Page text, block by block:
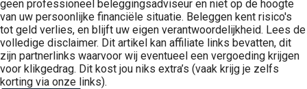
geen professioneel beleggingsadviseur en niet op de hoogte
van uw persoonlijke financiële situatie. Beleggen kent risico's
tot geld verlies, en blijft uw eigen verantwoordelijkheid. Lees de
volledige disclaimer. Dit artikel kan affiliate links bevatten, dit
zijn partnerlinks waarvoor wij eventueel een vergoeding krijgen
voor klikgedrag. Dit kost jou niks extra’s (vaak krijg je zelfs
korting via onze links).